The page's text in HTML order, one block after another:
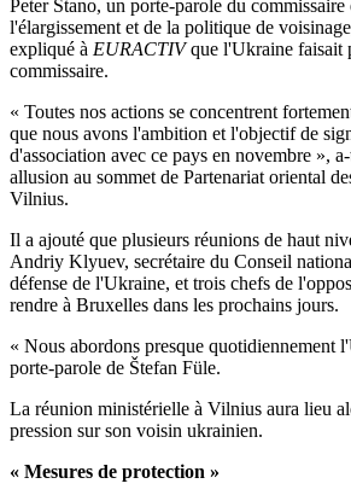
Peter Stano, un porte-parole du commissaire
l'élargissement et de la politique de
expliqué à EURACTIVque l'Ukraine faisait
commissaire.
« Toutes nos actions se concentrent
que nous avons l'ambition et l'objectif de
d'association avec ce pays en novembre »,
allusion au sommet de Partenariat oriental
Vilnius.
Il a ajouté que plusieurs réunions de haut
Andriy Klyuev, secrétaire du Conseil
défense de l'Ukraine, et trois chefs de
rendre à Bruxelles dans les prochains jours.
« Nous abordons presque quotidiennement
porte-parole de Štefan Füle.
La réunion ministérielle à Vilnius aura lieu
pression sur son voisin ukrainien.
« Mesures de protection »